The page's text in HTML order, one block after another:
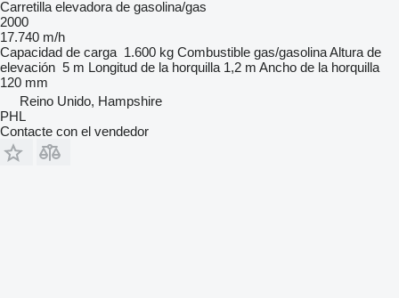
Carretilla elevadora de gasolina/gas
2000
17.740 m/h
Capacidad de carga 1.600 kg Combustible gas/gasolinaAltura de
elevación 5 m Longitud de la horquilla 1,2 m Ancho de la horquilla
120 mm
Reino Unido, Hampshire
PHL
Contacte con el vendedor